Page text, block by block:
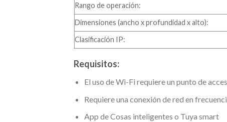
Rango de operación:
Dimensiones (ancho x profundidad x alto):
Clasificación IP:
Requisitos:
El uso de Wi-Fi requiere un punto de
Requiere una conexión de red en
App de Cosas inteligentes o Tuya smart